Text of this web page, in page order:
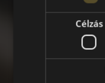
Célzás